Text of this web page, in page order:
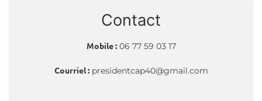
Contact
Mobile : 06 77 59 03 17
Courriel : presidentcap40@gmail.com